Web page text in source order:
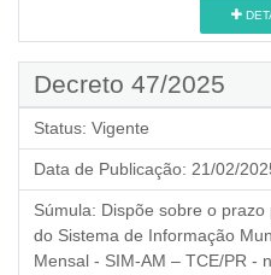
Decreto 47/2025
Status: Vigente
Data de Publicação: 21/02/
Súmula: Dispõe sobre o
do Sistema de Informação
Mensal - SIM-AM – TCE/PR -